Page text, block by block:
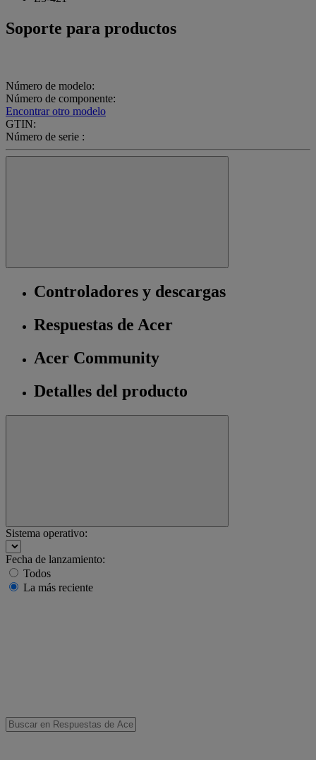
Soporte para productos
Número de modelo:
Número de componente:
Encontrar otro modelo
GTIN:
Número de serie :
Controladores y descargas
Respuestas de Acer
Acer Community
Detalles del producto
Sistema operativo:
Fecha de lanzamiento:
Todos
La más reciente